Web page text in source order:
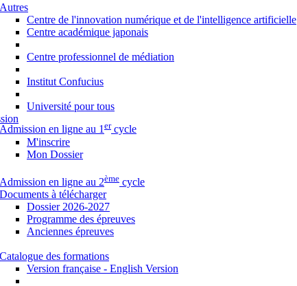
Autres
Centre de l'innovation numérique et de l'intelligence artificielle
Centre académique japonais
Centre professionnel de médiation
Institut Confucius
Université pour tous
Admission en ligne au 1ercycle
M'inscrire
Mon Dossier
Admission en ligne au 2ème cycle
Documents à télécharger
Dossier 2026-2027
Programme des épreuves
Anciennes épreuves
Catalogue des formations
Version française - English Version